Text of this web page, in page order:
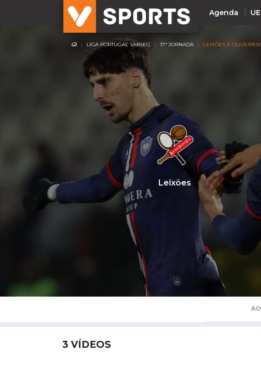
Agenda
Resultados
NACIONAL
Liga Betclic
Liga Meu Super
Taça Generali Tranquilidade
Sporting
Benfica
LIGA PORTUGAL SABSEG 17ª JORNADA LEIXÕES X
Leixões
3 VÍDEOS